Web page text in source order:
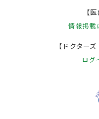
【
情報掲載
【ドクター
ログ